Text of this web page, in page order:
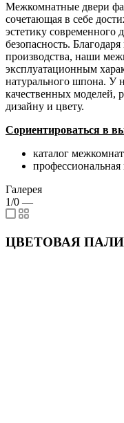
Межкомнатные двери
сочетающая в себе
эстетику современного
безопасность.
производства, наши
эксплуатационным
натурального шпона. У
качественных моделей,
дизайну и цвету.
Сориентироваться в
каталог
Галерея
1/0 —
ЦВЕТОВАЯ